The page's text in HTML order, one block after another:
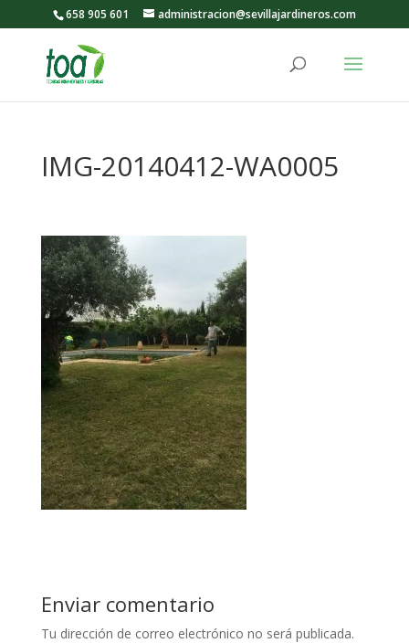
658 905 601 administracion@sevillajardineros.com
IMG-20140412-WA0005
Enviar comentario
Tu dirección de correo electrónico no será publicada.